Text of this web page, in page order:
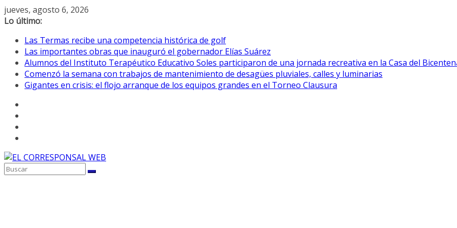
Saltar
al
jueves, agosto 6, 2026
Lo último:
Las Termas recibe una competencia histórica de golf
Las importantes obras que inauguró el gobernador Elías Suárez
Alumnos del Instituto Terapéutico Educativo Soles participaron de una jornada recreativa en la Casa del
Comenzó la semana con trabajos de mantenimiento de desagües pluviales, calles y luminarias
Gigantes en crisis: el flojo arranque de los equipos grandes en el Torneo Clausura